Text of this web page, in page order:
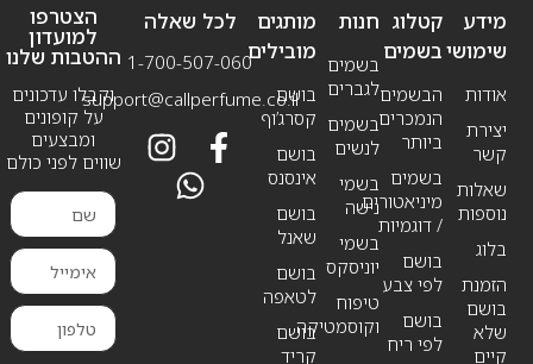
מידע
שימושי
אודות
יצירת
קשר
שאלות
נוספות
בלוג
הזמנת
בושם
שלא
קיים
חנות
בשמים
לגברים
בשמים
לנשים
בשמי
נישה
בשמי
יוניסקס
טיפוח
וקוסמטיקה
קטלוג
בשמים
הבשמים
הנמכרים
ביותר
בשמים
מיניאטורים
/ דוגמיות
בושם
לפי צבע
בושם
לפי ריח
מותגים
מובילים
בושם
קסרג’וף
בושם
אינסנס
בושם
שאנל
בושם
לטאפה
בושם
קריד
לכל שאלה
1-700-507-060
support@callperfume.co.il
הצטרפו
למועדון
ההטבות שלנו
וקבלו עדכונים
על קופונים
ומבצעים
שווים לפני כולם